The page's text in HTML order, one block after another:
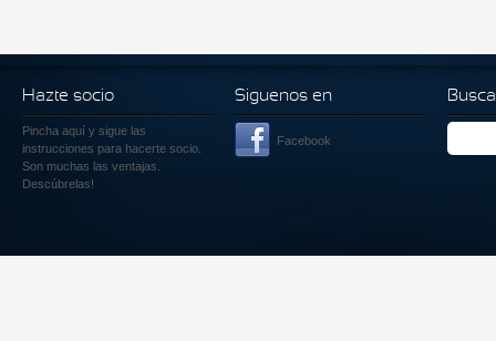
Hazte socio
Pincha aquí y sigue las
instrucciones para hacerte socio.
Son muchas las ventajas.
Descúbrelas!
Siguenos en
Facebook